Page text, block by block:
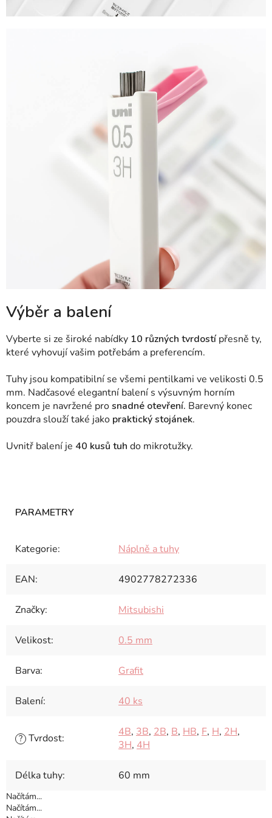
Výběr a balení
Vyberte si ze široké nabídky 10 různých tvrdostípřesně ty,
které vyhovují vašim potřebám a preferencím.
Tuhy jsou kompatibilní se všemi pentilkami ve velikosti 0.5
mm. Nadčasové elegantní balení s výsuvným horním
koncem je navržené prosnadné otevření. Barevný konec
pouzdra slouží také jako praktický stojánek.
Uvnitř balení je 40 kusů tuh do mikrotužky.
Kategorie: Náplně a tuhy
EAN: 4902778272336
Značky: Mitsubishi
Velikost: 0.5 mm
Barva: Grafit
Balení: 40 ks
? Tvrdost: 4B, 3B, 2B, B, HB, F, H, 2H,
3H, 4H
Délka tuhy: 60 mm
Načítám...
Načítám...